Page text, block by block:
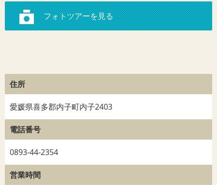
住所
愛媛県喜多郡内子町内子2403
電話番号
0893-44-2354
営業時間